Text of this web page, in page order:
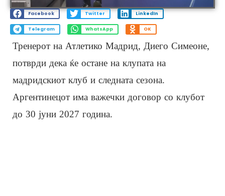
Facebook Twitter LinkedIn
Telegram WhatsApp OK
Тренерот на Атлетико Мадрид, Диего Симеоне,
потврди дека ќе остане на клупата на
мадридскиот клуб и следната сезона.
Аргентинецот има важечки договор со клубот
до 30 јуни 2027 година.